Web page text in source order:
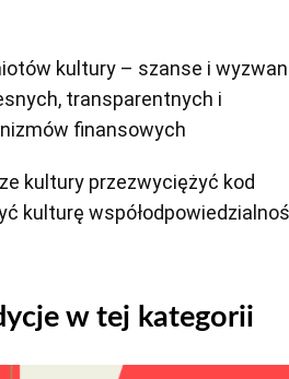
kultury – szanse i
transparentnych i
finansowych
kultury przezwyciężyć kod
kulturę
w tej kategorii